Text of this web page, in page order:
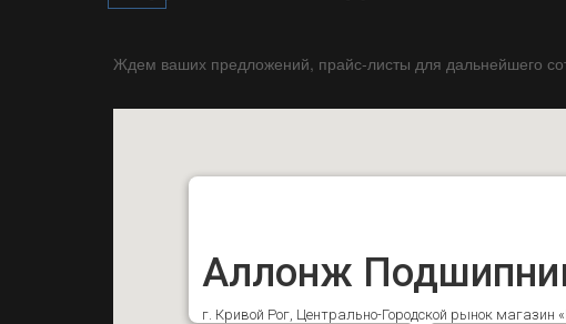
Ждем ваших предложений, прайс-листы для дальнейшего
Аллонж
г. Кривой Рог, Центрально-Городской рынок магазин